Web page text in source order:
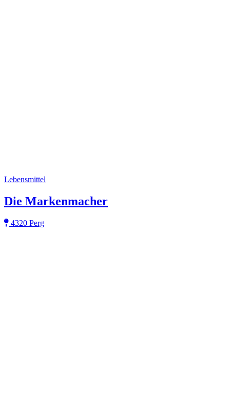
Lebensmittel
Die Markenmacher
4320 Perg